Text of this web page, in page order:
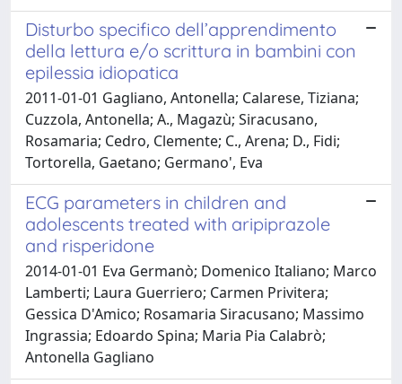
Disturbo specifico dell’apprendimento
della lettura e/o scrittura in bambini con
epilessia idiopatica
2011-01-01 Gagliano, Antonella; Calarese, Tiziana;
Cuzzola, Antonella; A., Magazù; Siracusano,
Rosamaria; Cedro, Clemente; C., Arena; D., Fidi;
Tortorella, Gaetano; Germano', Eva
ECG parameters in children and
adolescents treated with aripiprazole
and risperidone
2014-01-01 Eva Germanò; Domenico Italiano; Marco
Lamberti; Laura Guerriero; Carmen Privitera;
Gessica D'Amico; Rosamaria Siracusano; Massimo
Ingrassia; Edoardo Spina; Maria Pia Calabrò;
Antonella Gagliano